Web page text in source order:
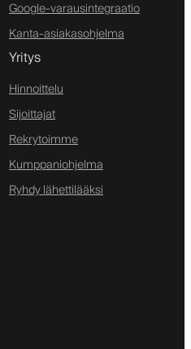
Google-varausintegraatio
Kanta-asiakasohjelma
Yritys
Hinnoittelu
Sijoittajat
Rekrytoimme
Kumppaniohjelma
Ryhdy lähettilääksi